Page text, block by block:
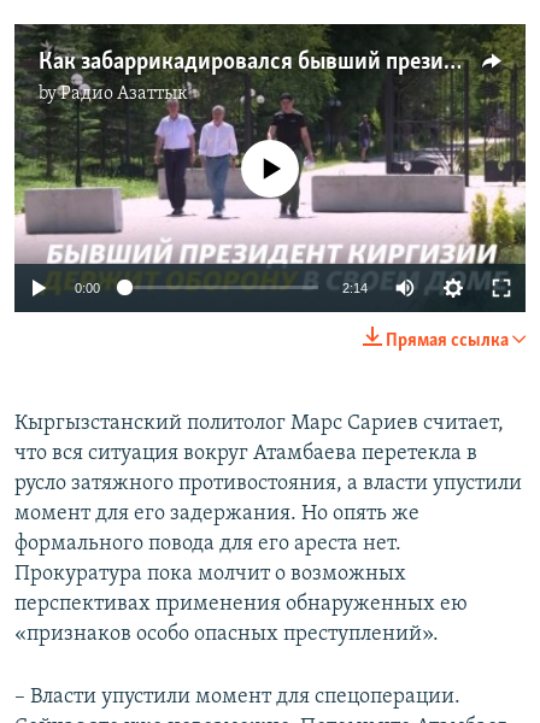
Как забаррикадировался бывший президент Кыргызстана
byРадио Азаттык
No media source currently available
0:00 2:14
Прямая ссылка
Кыргызстанский политолог Марс Сариев считает,
что вся ситуация вокруг Атамбаева перетекла в
русло затяжного противостояния, а власти упустили
момент для его задержания. Но опять же
формального повода для его ареста нет.
Прокуратура пока молчит о возможных
перспективах применения обнаруженных ею
«признаков особо опасных преступлений».
– Власти упустили момент для спецоперации.